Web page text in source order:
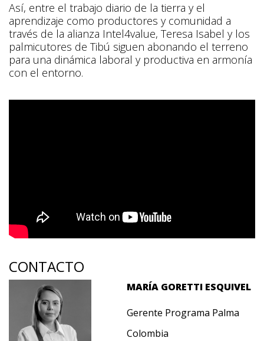
Así, entre el trabajo diario de la tierra y el
aprendizaje como productores y comunidad a
través de la alianza Intel4value, Teresa Isabel y los
palmicutores de Tibú siguen abonando el terreno
para una dinámica laboral y productiva en armonía
con el entorno.
CONTACTO
MARÍA GORETTI ESQUIVEL
Gerente Programa Palma
Colombia